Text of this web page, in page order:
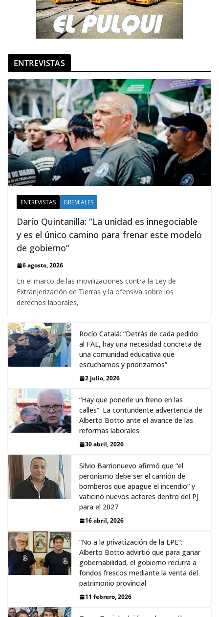
ENTREVISTAS
ENTREVISTAS GREMIALES
Darío Quintanilla: “La unidad es innegociable
y es el único camino para frenar este modelo
de gobierno”
6 agosto, 2026
En el marco de las movilizaciones contra la Ley de
Extranjerización de Tierras y la ofensiva sobre los
derechos laborales,
Rocío Catalá: “Detrás de cada pedido
al FAE, hay una necesidad concreta de
una comunidad educativa que
escuchamos y priorizamos”
2 julio, 2026
“Hay que ponerle un freno en las
calles”: La contundente advertencia de
Alberto Botto ante el avance de las
reformas laborales
30 abril, 2026
Silvio Barrionuevo afirmó que “el
peronismo debe ser el camión de
bomberos que apague el incendio” y
vaticinó nuevos actores dentro del PJ
para el 2027
16 abril, 2026
“No a la privatización de la EPE”:
Alberto Botto advirtió que para ganar
gobernabilidad, el gobierno recurra a
fondos frescos mediante la venta del
patrimonio provincial
11 febrero, 2026